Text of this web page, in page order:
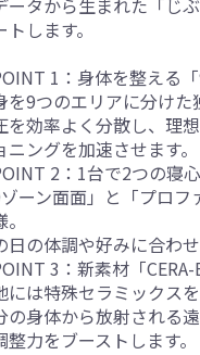
ータから生まれた「じ
トします。
1：身体を整える
を9つのエリアに分け
を効率よく分散し、理
ニングを加速させます。
2：1台で2つの寝
ゾーン面面」と「プロ
日の体調や好みに合わ
3：新素材「
には特殊セラミックス
の身体から放射される
整力をブーストします。